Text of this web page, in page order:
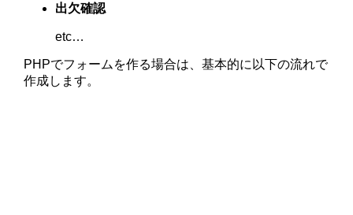
出欠確認
etc…
PHPでフォームを作る場合は、基本的に以下の流れで
作成します。